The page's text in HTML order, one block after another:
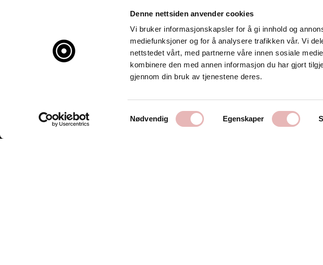
Denne nettsiden anvender cookies
Vi bruker informasjonskapsler for å gi innhold og
mediefunksjoner og for å analysere trafikken vår. Vi
nettstedet vårt, med partnerne våre innen sosiale
kombinere den med annen informasjon du har gjort
gjennom din bruk av tjenestene deres.
Samtykkevalg
Nødvendig Egenskaper
Kontakt oss
Stavanger Sentrum
Østervåg 6
Tlf:51 89 51 51
post@byen.no